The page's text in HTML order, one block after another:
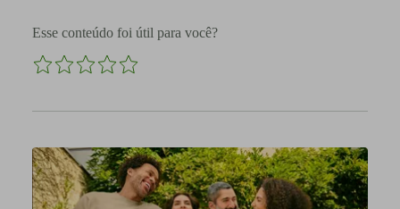
Esse conteúdo foi útil para você?